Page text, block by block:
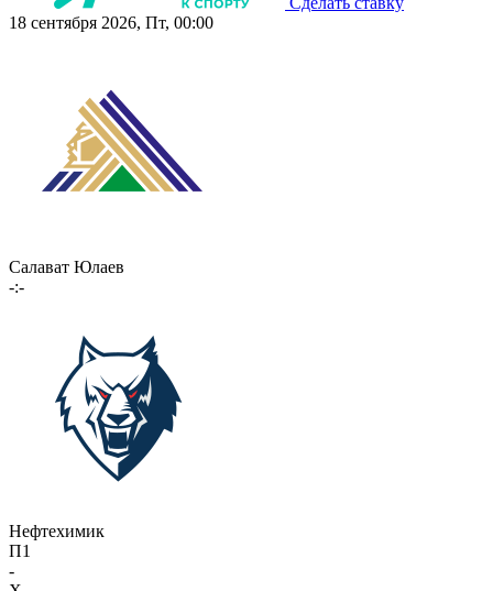
18 сентября 2026, Пт, 00:00
Салават Юлаев
-:-
Нефтехимик
П1
-